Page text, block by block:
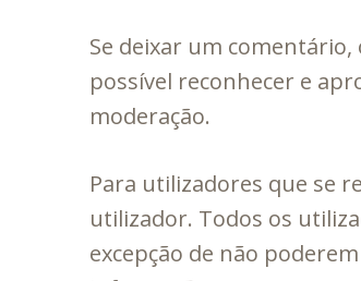
Se deixar um
possível reconhecer e
moderação.
Para utilizadores que se
utilizador. Todos os
excepção de não